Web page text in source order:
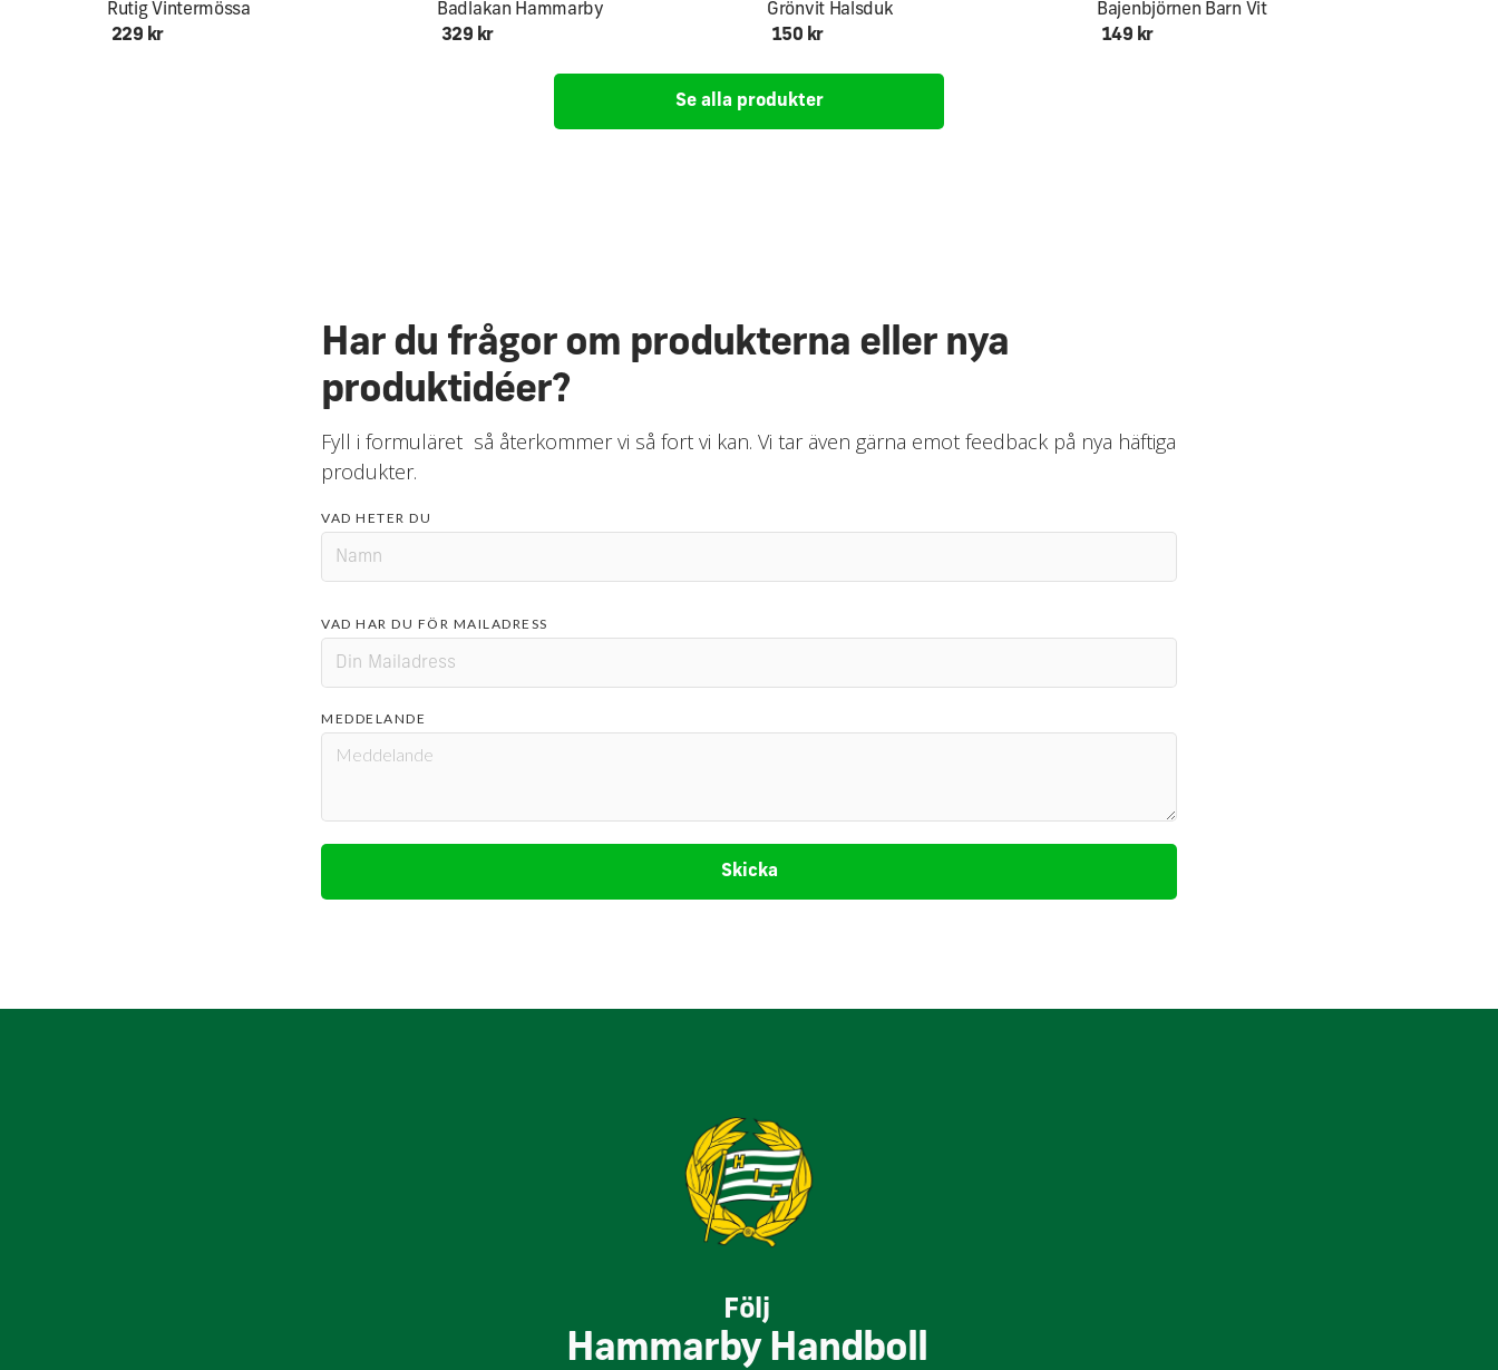
Rutig Vintermössa
229 kr
Badlakan Hammarby
329 kr
Grönvit Halsduk
150 kr
Bajenbjörnen Barn Vit
149 kr
Se alla produkter
Har du frågor om produkterna eller nya
produktidéer?
Fyll i formuläret så återkommer vi så fort vi kan. Vi tar även gärna emot feedback på nya häftiga
produkter.
VAD HETER DU
VAD HAR DU FÖR MAILADRESS
MEDDELANDE
Följ
Hammarby Handboll